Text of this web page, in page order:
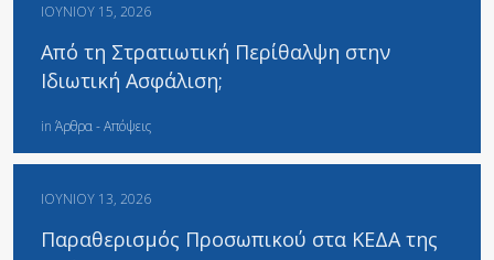
ΙΟΥΝΊΟΥ 15, 2026
Από τη Στρατιωτική Περίθαλψη στην
Ιδιωτική Ασφάλιση;
in Άρθρα - Απόψεις
ΙΟΥΝΊΟΥ 13, 2026
Παραθερισμός Προσωπικού στα ΚΕΔΑ της